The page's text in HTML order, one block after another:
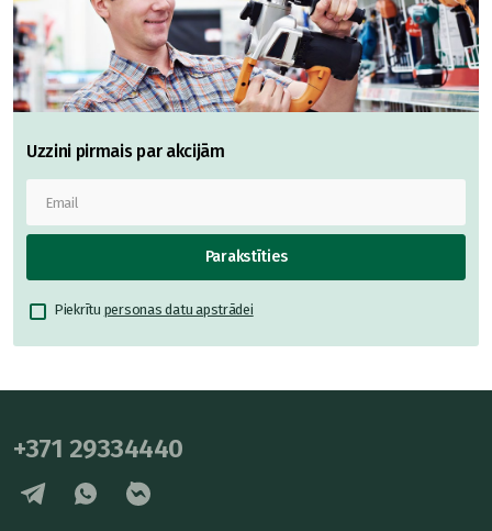
Uzzini pirmais par akcijām
Parakstīties
Piekrītu personas datu apstrādei
+371 29334440